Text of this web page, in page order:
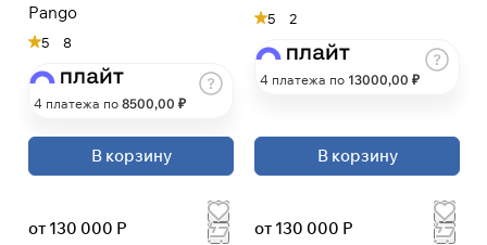
Pango
5 8
4 платежа по 8500,00 ₽
В корзину
5 2
4 платежа по 13000,00 ₽
В корзину
от 130 000 Р
от 130 000 Р
Добавляйте товары
в корзину
При оформлении заказа
выберите метод оплаты
ПЛАЙТ
Оплачивайте сегодня только25